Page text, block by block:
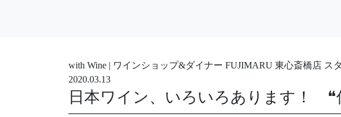
with Wine | ワインショップ&ダイナー FUJIMARU 東心斎橋店 ス
2020.03.13
日本ワイン、いろいろあります！